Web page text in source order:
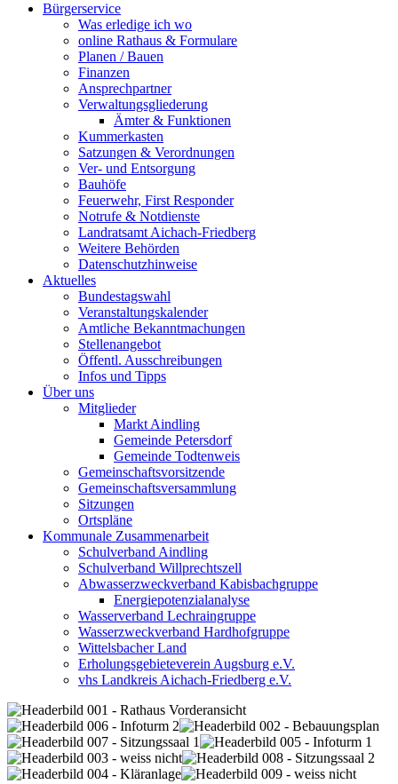
Bürgerservice
Was erledige ich wo
online Rathaus & Formulare
Planen / Bauen
Finanzen
Ansprechpartner
Verwaltungsgliederung
Ämter & Funktionen
Kummerkasten
Satzungen & Verordnungen
Ver- und Entsorgung
Bauhöfe
Feuerwehr, First Responder
Notrufe & Notdienste
Landratsamt Aichach-Friedberg
Weitere Behörden
Datenschutzhinweise
Aktuelles
Bundestagswahl
Veranstaltungskalender
Amtliche Bekanntmachungen
Stellenangebot
Öffentl. Ausschreibungen
Infos und Tipps
Über uns
Mitglieder
Markt Aindling
Gemeinde Petersdorf
Gemeinde Todtenweis
Gemeinschaftsvorsitzende
Gemeinschaftsversammlung
Sitzungen
Ortspläne
Kommunale Zusammenarbeit
Schulverband Aindling
Schulverband Willprechtszell
Abwasserzweckverband Kabisbachgruppe
Energiepotenzialanalyse
Wasserverband Lechraingruppe
Wasserzweckverband Hardhofgruppe
Wittelsbacher Land
Erholungsgebieteverein Augsburg e.V.
vhs Landkreis Aichach-Friedberg e.V.